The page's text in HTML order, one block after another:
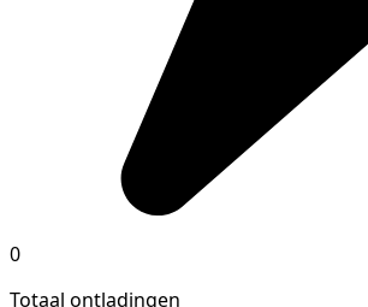
0
Totaal ontladingen